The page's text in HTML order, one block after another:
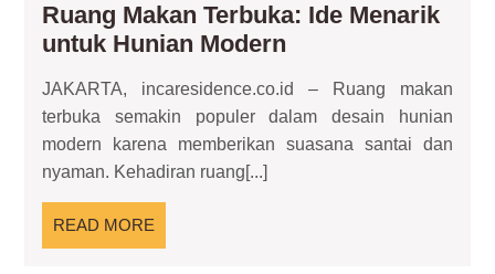
Ruang Makan Terbuka: Ide Menarik
untuk Hunian Modern
Terbuka:
Ide
Menarik
JAKARTA, incaresidence.co.id – Ruang makan
terbuka semakin populer dalam desain hunian
modern karena memberikan suasana santai dan
nyaman. Kehadiran ruang[...]
READ MORE
MORE